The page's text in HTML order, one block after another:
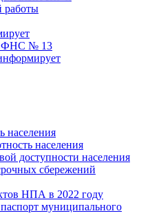
работы
ФНС № 13
населения
населения
доступности населения
сбережений
НПА в 2022 году
муниципального